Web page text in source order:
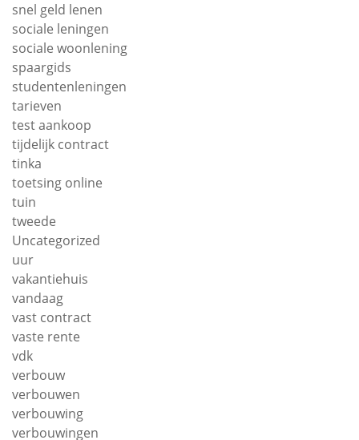
snel geld lenen
sociale leningen
sociale woonlening
spaargids
studentenleningen
tarieven
test aankoop
tijdelijk contract
tinka
toetsing online
tuin
tweede
Uncategorized
uur
vakantiehuis
vandaag
vast contract
vaste rente
vdk
verbouw
verbouwen
verbouwing
verbouwingen